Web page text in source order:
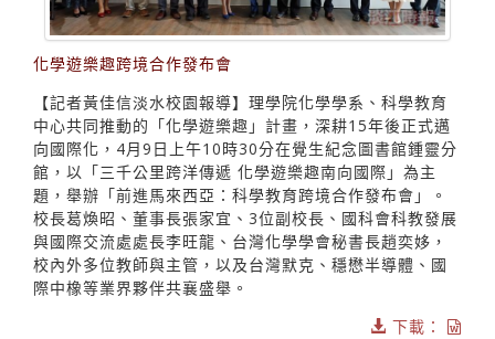
化學遊樂趣跨境合作發布會
【記者黃佳信淡水校園報導】理學院化學學系、科學教育
中心共同推動的「化學遊樂趣」計畫，深耕15年後正式邁
向國際化，4月9日上午10時30分在覺生紀念圖書館鍾靈分
館，以「三千公里跨洋傳遞 化學遊樂趣南向國際」為主
題，舉辦「前進馬來西亞：科學教育跨境合作發布會」。
校長葛煥昭、董事長張家宜、3位副校長、國科會科教發展
與國際交流處處長李旺龍、台灣化學學會秘書長趙奕姼，
校內外多位教師與主管，以及台灣默克、穩懋半導體、國
際中橡等業界夥伴共襄盛舉。
下載：